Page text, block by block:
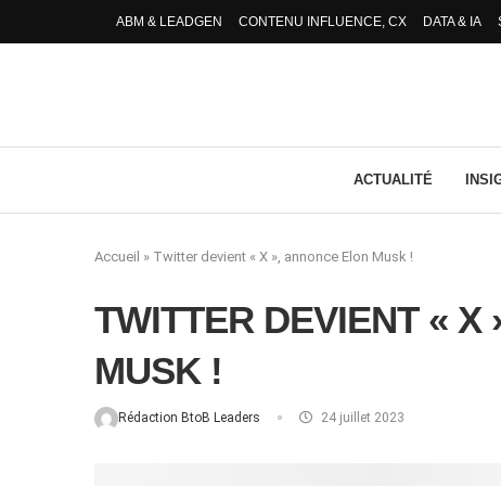
ABM & LEADGEN CONTENU INFLUENCE, CX DATA & IA
ACTUALITÉ
Accueil » Twitter devient « X », annonce Elon Musk !
TWITTER DEVIENT « X
MUSK !
Rédaction BtoB Leaders 24 juillet 2023